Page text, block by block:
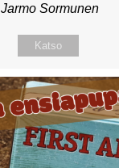
Jarmo Sormunen
Katso